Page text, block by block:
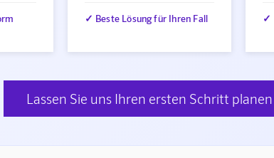
✓ Beste Lösung für Ihren Fall ✓
Lassen Sie uns Ihren ersten Schritt planen